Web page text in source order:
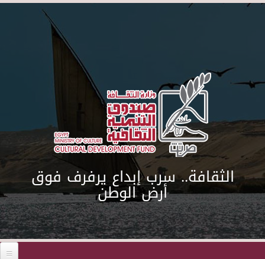
Skip to main content
الثقافة.. سرب إبداع يرفرف فوق
أرض الوطن